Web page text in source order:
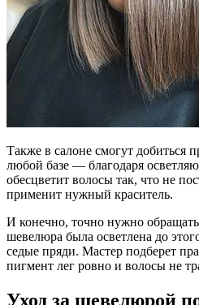
Также в салоне смогут добиться
любой базе — благодаря
обесцветит волосы так, что не
применит нужный краситель.
И конечно, точно нужно
шевелюра была осветлена до
седые пряди. Мастер подберет
пигмент лег ровно и волосы не
Уход за шевелюрой